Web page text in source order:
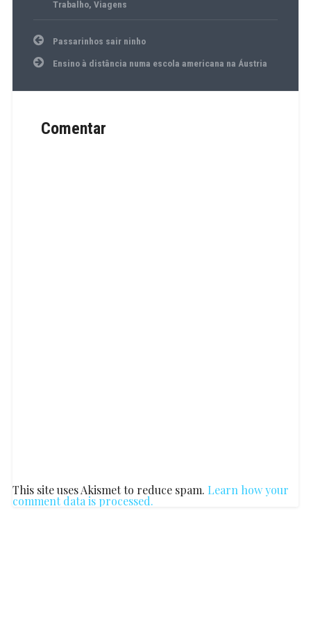
Trabalho, Viagens
Navegação
artigos
Passarinhos sair ninho
Ensino à distância numa escola americana na Áustria
Comentar
This site uses Akismet to reduce spam. Learn how your
comment data is processed.